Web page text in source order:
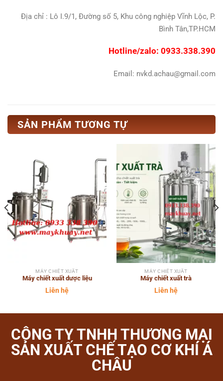
Địa chỉ : Lô I.9/1, Đường số 5, Khu công nghiệp Vĩnh Lộc, P.
Bình Tân,TP.HCM
Hotline/zalo: 0933.338.390
Email: nvkd.achau@gmail.com
SẢN PHẨM TƯƠNG TỰ
MÁY CHIẾT XUẤT
Máy chiết xuất dược liệu
Liên hệ
MÁY CHIẾT XUẤT
Máy chiết xuất trà
Liên hệ
CÔNG TY TNHH THƯƠNG MẠI
SẢN XUẤT CHẾ TẠO CƠ KHÍ Á
CHÂU